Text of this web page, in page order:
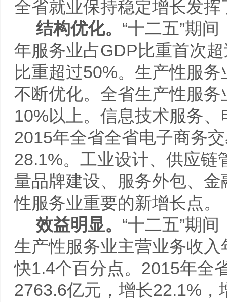
全省就业保持稳定增长发挥
结构优化。 “十二五”期
年服务业占GDP比重首次
比重超过50%。生产性服
不断优化。全省生产性服
10%以上。信息技术服务
2015年全省全省电子商务
28.1%。工业设计、供应链
量品牌建设、服务外包、
性服务业重要的新增长点。
效益明显。 “十二五”期
生产性服务业主营业务收
快1.4个百分点。2015年全
2763.6亿元，增长22.1%